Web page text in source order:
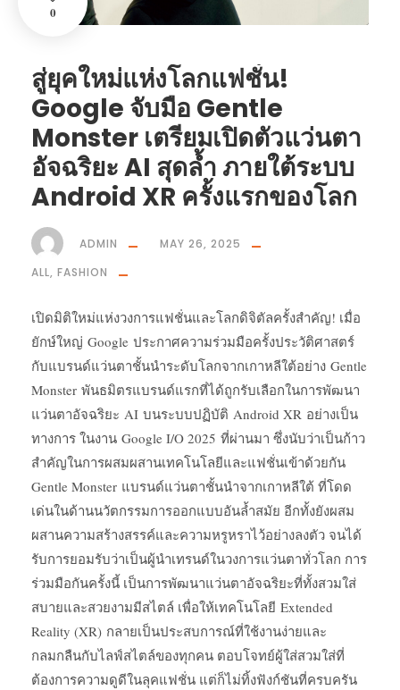
0
สู่ยุคใหม่แห่งโลกแฟชั่น!
Google จับมือ Gentle
Monster เตรียมเปิดตัวแว่นตา
อัจฉริยะ AI สุดล้ำ ภายใต้ระบบ
Android XR ครั้งแรกของโลก
ADMIN
MAY 26, 2025
ALL, FASHION
เปิดมิติใหม่แห่งวงการแฟชั่นและโลกดิจิตัลครั้งสำคัญ! เมื่อ
ยักษ์ใหญ่ Google ประกาศความร่วมมือครั้งประวัติศาสตร์
กับแบรนด์แว่นตาชั้นนำระดับโลกจากเกาหลีใต้อย่าง Gentle
Monster พันธมิตรแบรนด์แรกที่ได้ถูกรับเลือกในการพัฒนา
แว่นตาอัจฉริยะ AI บนระบบปฏิบัติ Android XR อย่างเป็น
ทางการ ในงาน Google I/O 2025 ที่ผ่านมา ซึ่งนับว่าเป็นก้าว
สำคัญในการผสมผสานเทคโนโลยีและแฟชั่นเข้าด้วยกัน
Gentle Monster แบรนด์แว่นตาชั้นนำจากเกาหลีใต้ ที่โดด
เด่นในด้านนวัตกรรมการออกแบบอันล้ำสมัย อีกทั้งยังผสม
ผสานความสร้างสรรค์และความหรูหราไว้อย่างลงตัว จนได้
รับการยอมรับว่าเป็นผู้นำเทรนด์ในวงการแว่นตาทั่วโลก การ
ร่วมมือกันครั้งนี้ เป็นการพัฒนาแว่นตาอัจฉริยะที่ทั้งสวมใส่
สบายและสวยงามมีสไตล์ เพื่อให้เทคโนโลยี Extended
Reality (XR) กลายเป็นประสบการณ์ที่ใช้งานง่ายและ
กลมกลืนกับไลฟ์สไตล์ของทุกคน ตอบโจทย์ผู้ใส่สวมใส่ที่
ต้องการความดูดีในลุคแฟชั่น แต่ก็ไม่ทิ้งฟังก์ชันที่ครบครัน